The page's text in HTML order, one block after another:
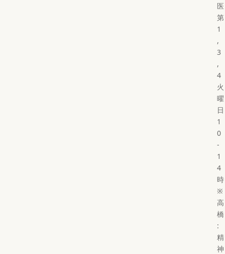
医
第
1
,
3
,
4
火
曜
日
1
0
-
1
4
時
※
高
橋
:
精
神